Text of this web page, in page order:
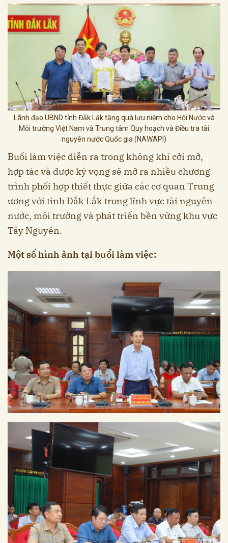
Lãnh đạo UBND tỉnh Đắk Lắk tặng quà lưu niệm cho Hội Nước và
Môi trường Việt Nam và Trung tâm Quy hoạch và Điều tra tài
nguyên nước Quốc gia (NAWAPI)
Buổi làm việc diễn ra trong không khí cởi mở,
hợp tác và được kỳ vọng sẽ mở ra nhiều chương
trình phối hợp thiết thực giữa các cơ quan Trung
ương với tỉnh Đắk Lắk trong lĩnh vực tài nguyên
nước, môi trường và phát triển bền vững khu vực
Tây Nguyên.
Một số hình ảnh tại buổi làm việc: